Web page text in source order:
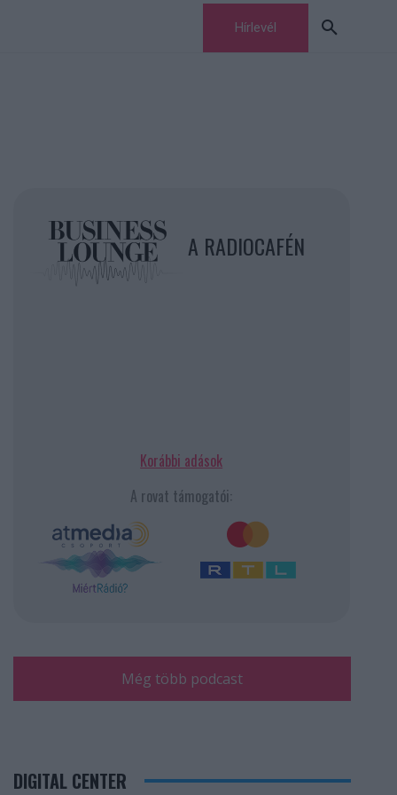
Hírlevél
A RADIOCAFÉN
Korábbi adások
A rovat támogatói:
Még több podcast
DIGITAL CENTER